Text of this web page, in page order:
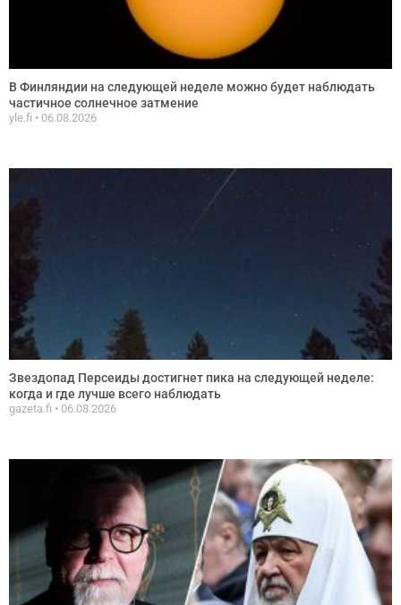
В Финляндии на следующей неделе можно будет наблюдать
частичное солнечное затмение
yle.fi 06.08.2026
Звездопад Персеиды достигнет пика на следующей неделе:
когда и где лучше всего наблюдать
gazeta.fi 06.08.2026